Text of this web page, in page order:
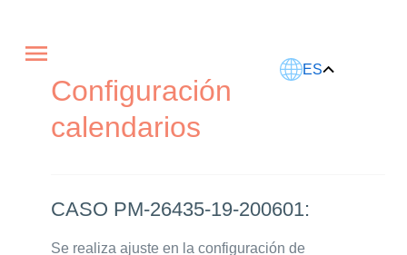
ES
Configuración
calendarios
CASO PM-26435-19-200601:
Se realiza ajuste en la configuración de